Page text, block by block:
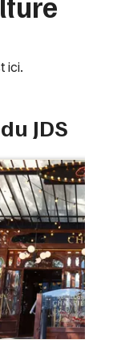
ici.
JDS
Autre